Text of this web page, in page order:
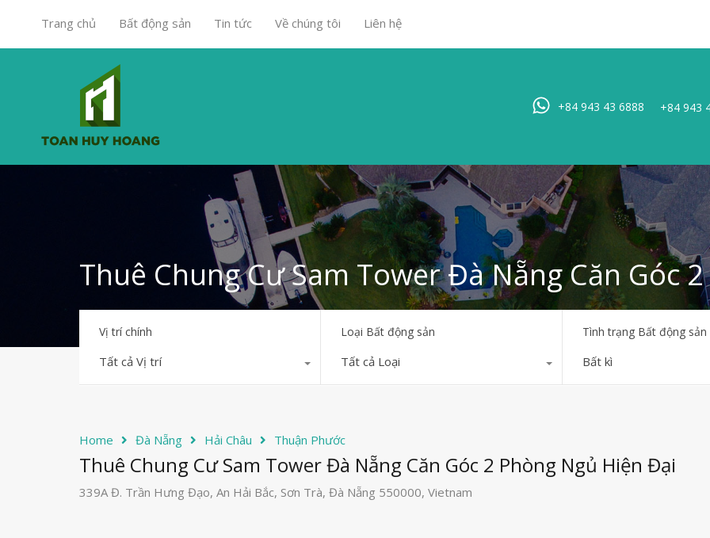
Trang chủ Bất động sản Tin tức Về chúng tôi Liên hệ
+84 943 43 6888 +84 943
Thuê Chung Cư Sam Tower Đà Nẵng Căn Góc
Vị trí chính
Tất cả Vị trí
Loại Bất động sản
Tất cả Loại
Tình trạng Bất động sản
Bất kì
Home Đà Nẵng Hải Châu Thuận Phước
Thuê Chung Cư Sam Tower Đà Nẵng Căn Góc 2 Phòng Ngủ Hiện Đại
339A Đ. Trần Hưng Đạo, An Hải Bắc, Sơn Trà, Đà Nẵng 550000, Vietnam